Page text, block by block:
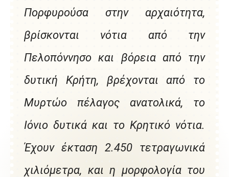
Πορφυρούσα στην αρχαιότητα,
βρίσκονται νότια από την
Πελοπόννησο και βόρεια από την
δυτική Κρήτη, βρέχονται από το
Μυρτώο πέλαγος ανατολικά, το
Ιόνιο δυτικά και το Κρητικό νότια.
Έχουν έκταση 2.450 τετραγωνικά
χιλιόμετρα, και η μορφολογία του